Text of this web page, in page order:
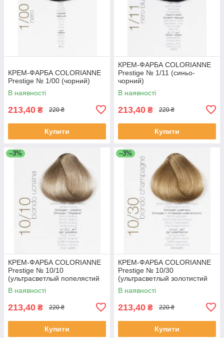
КРЕМ-ФАРБА COLORIANNE
Prestige № 1/00 (чорний)
В наявності
213,40 ₴ 220 ₴
Купити
КРЕМ-ФАРБА COLORIANNE
Prestige № 1/11 (синьо-
чорний)
В наявності
213,40 ₴ 220 ₴
Купити
–3%
КРЕМ-ФАРБА COLORIANNE
Prestige № 10/10
(ультрасветлый попелястий
блонд)
В наявності
213,40 ₴ 220 ₴
Купити
–3%
КРЕМ-ФАРБА COLORIANNE
Prestige № 10/30
(ультрасветлый золотистий
блонд)
В наявності
213,40 ₴ 220 ₴
Купити